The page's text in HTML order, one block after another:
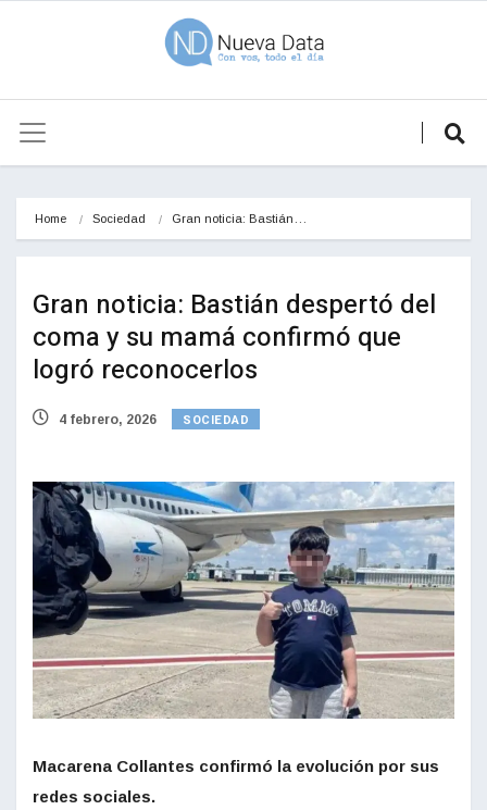
Home Sociedad Gran noticia: Bastián…
Gran noticia: Bastián despertó del
coma y su mamá confirmó que
logró reconocerlos
4 febrero, 2026 SOCIEDAD
Macarena Collantes confirmó la evolución por sus
redes sociales.